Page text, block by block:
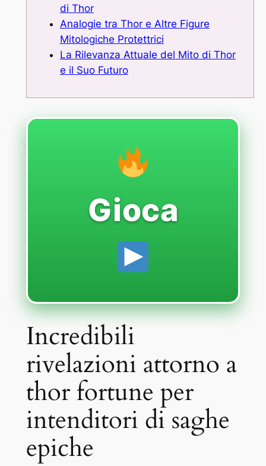
di Thor
Analogie tra Thor e Altre Figure
Mitologiche Protettrici
La Rilevanza Attuale del Mito di Thor
e il Suo Futuro
Gioca
Incredibili
rivelazioni attorno a
thor fortune per
intenditori di saghe
epiche